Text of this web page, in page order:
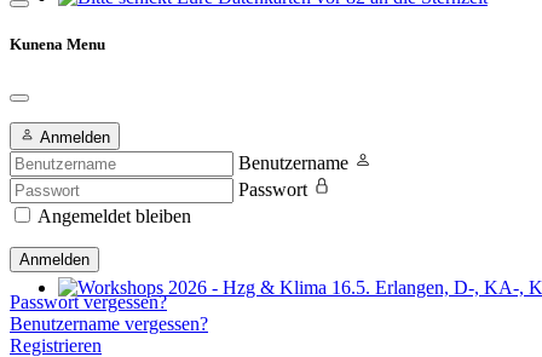
Workshops 2026 - Hzg & Klima 16.5. Erlangen, D-, KA-, KE-
Kunena Menu
Anmelden
Benutzername
Passwort
Angemeldet bleiben
Anmelden
Passwort vergessen?
Benutzername vergessen?
Registrieren